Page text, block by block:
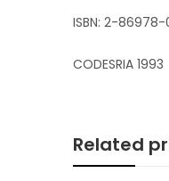
ISBN: 2-86978-
CODESRIA 1993
Related